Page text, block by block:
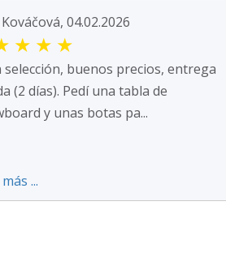
04.02.2026
★ ★ ★
selección, buenos precios, entrega
(2 días). Pedí una tabla de
y unas botas pa...
...